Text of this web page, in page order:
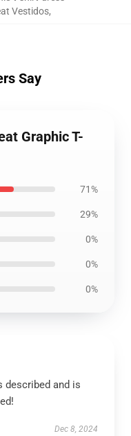
Vestidos,
Say
Graphic T-
71%
29%
0%
0%
0%
described and is
Dec 8, 2024